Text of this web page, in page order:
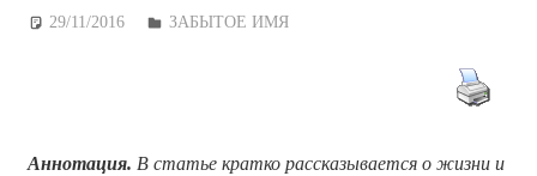
29/11/2016 Дежурный по Редакции
ЗАБЫТОЕ ИМЯ
Аннотация. В статье кратко рассказывается о жизни и